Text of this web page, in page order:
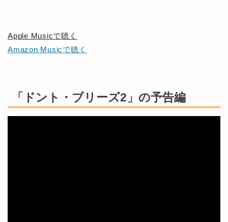
Apple Musicで聴く
Amazon Musicで聴く
「ドント・ブリーズ2」の予告編